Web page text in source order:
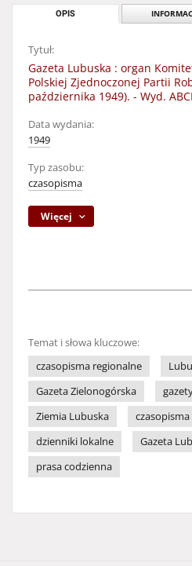
OPIS
Tytuł:
Gazeta Lubuska : organ
Polskiej Zjednoczonej Partii
października 1949). - Wyd.
Data wydania:
1949
Typ zasobu:
czasopisma
Więcej
Temat i słowa kluczowe:
czasopisma regionalne
Gazeta Zielonogórska
Ziemia Lubuska
dzienniki lokalne
Gazeta
prasa codzienna